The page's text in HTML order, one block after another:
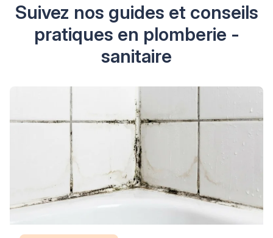
Suivez nos guides et conseils
pratiques en plomberie -
sanitaire